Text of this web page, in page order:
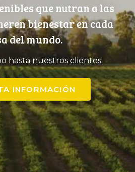
que nutran a las
bienestar en cada
del mundo.
hasta nuestros clientes.
INFORMACIÓN